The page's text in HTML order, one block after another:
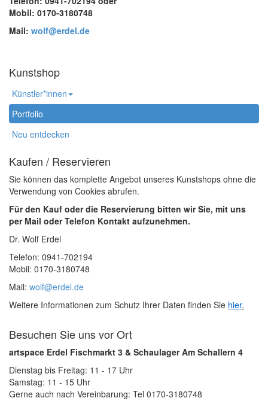
Mobil: 0170-3180748
Mail: wolf@erdel.de
Kunstshop
Künstler*innen
Portfolio
Neu entdecken
Kaufen / Reservieren
Sie können das komplette Angebot unseres Kunstshops ohne die
Verwendung von Cookies abrufen.
Für den Kauf oder die Reservierung bitten wir Sie, mit uns
per Mail oder Telefon Kontakt aufzunehmen.
Dr. Wolf Erdel
Telefon: 0941-702194
Mobil: 0170-3180748
Mail: wolf@erdel.de
Weitere Informationen zum Schutz Ihrer Daten finden Sie hier.
Besuchen Sie uns vor Ort
artspace Erdel Fischmarkt 3 & Schaulager Am Schallern 4
Dienstag bis Freitag: 11 - 17 Uhr
Samstag: 11 - 15 Uhr
Gerne auch nach Vereinbarung: Tel 0170-3180748